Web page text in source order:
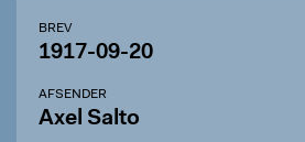
BREV
1917-09-20
AFSENDER
Axel Salto